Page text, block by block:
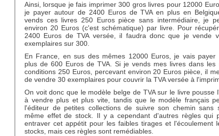
Ainsi, lorsque je fais imprimer 300 gros livres pour 12000
je payer autour de 2400 Euros de TVA en plus en
vends ces livres 250 Euros pièce sans intermédiaire, je
environ 20 Euros (c'est schématique) par livre. Pour
2400 Euros de TVA versée, il faudra donc que je vende
exemplaires sur 300.
En France, en sus des mêmes 12000 Euros, je vais payer
plus de 600 Euros de TVA. Si je vends mes livres dans les
conditions 250 Euros, percevant environ 20 Euros pièce, il
de vendre 30 exemplaires pour couvrir la TVA versée à
On voit donc que le modèle belge de TVA sur le livre pousse
à vendre plus et plus vite, tandis que le modèle français
l'éditeur de petites collections de suivre son chemin sans
même effet de stock. Il y a cependant d'autres règles qui
entraver cet appétit pour les faibles tirages et l'écoulement
stocks, mais ces règles sont remédiables.